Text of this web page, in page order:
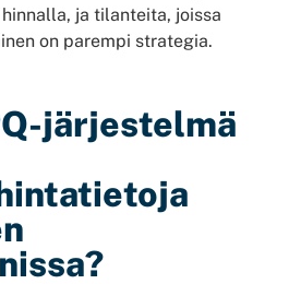
ja tilanteita, joissa
on parempi strategia.
järjestelmä